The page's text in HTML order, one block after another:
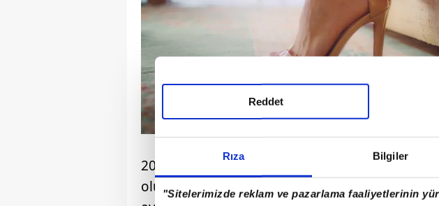
Rıza Bilgiler
"Sitelerimizde reklam ve pazarlama faaliyetlerinin
Reddet
2025 sonbahar ayakkabı trendleri listesi,
oluşan bir dilek listesi gibi. Bale